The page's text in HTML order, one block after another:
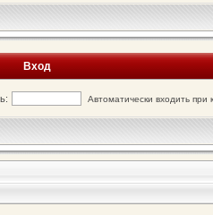
Вход
Автоматически входить